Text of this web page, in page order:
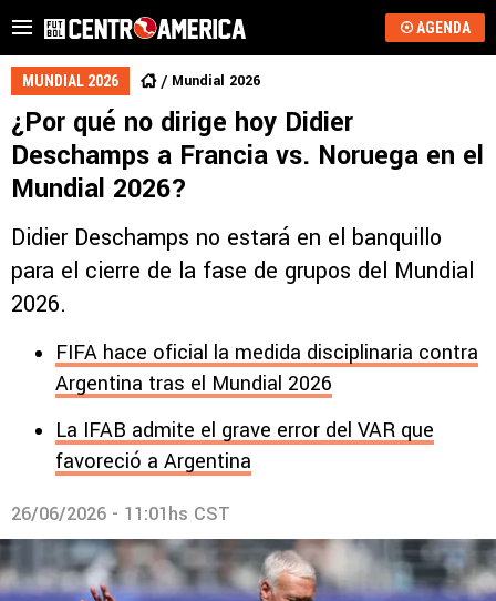
AGENDA
MUNDIAL 2026 Mundial 2026
¿Por qué no dirige hoy Didier
Deschamps a Francia vs. Noruega en el
Mundial 2026?
Didier Deschamps no estará en el banquillo
para el cierre de la fase de grupos del Mundial
2026.
FIFA hace oficial la medida disciplinaria contra
Argentina tras el Mundial 2026
La IFAB admite el grave error del VAR que
favoreció a Argentina
26/06/2026 - 11:01hs CST